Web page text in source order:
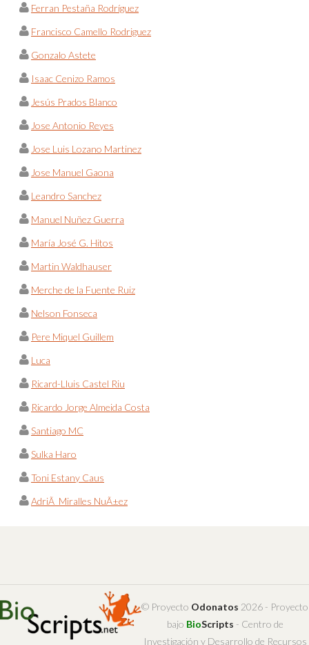
Ferran Pestaña Rodríguez
Francisco Camello Rodriguez
Gonzalo Astete
Isaac Cenizo Ramos
Jesús Prados Blanco
Jose Antonio Reyes
Jose Luis Lozano Martinez
Jose Manuel Gaona
Leandro Sanchez
Manuel Nuñez Guerra
María José G. Hitos
Martin Waldhauser
Merche de la Fuente Ruiz
Nelson Fonseca
Pere Miquel Guillem
Luca
Ricard-Lluis Castel Riu
Ricardo Jorge Almeida Costa
Santiago MC
Sulka Haro
Toni Estany Caus
AdriÃ Miralles NuÃ±ez
© Proyecto Odonatos 2026 - Proyecto
bajo BioScripts - Centro de
Investigación y Desarrollo de Recursos